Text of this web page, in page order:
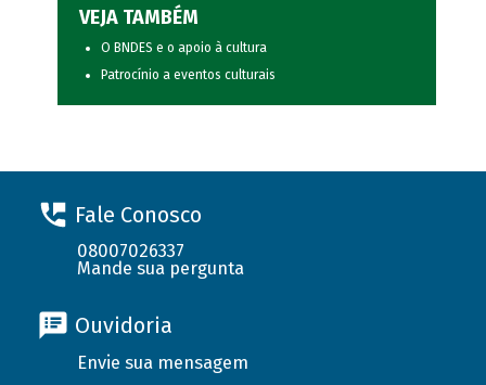
VEJA TAMBÉM
O BNDES e o apoio à cultura
Patrocínio a eventos culturais
Fale Conosco
08007026337
Mande sua pergunta
Ouvidoria
Envie sua mensagem